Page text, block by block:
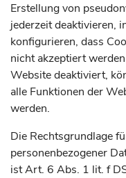
Erstellung von
jederzeit deaktivieren,
konfigurieren, dass
nicht akzeptiert
Website deaktiviert,
alle Funktionen der
werden.
Die Rechtsgrundlage
personenbezogener
ist Art. 6 Abs. 1 lit. f